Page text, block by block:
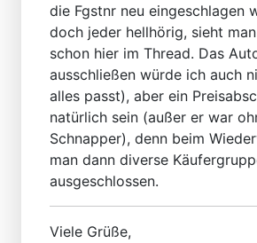
die Fgstnr neu eingeschlagen
doch jeder hellhörig, sieht
schon hier im Thread. Das
ausschließen würde ich auch
alles passt), aber ein
natürlich sein (außer er war
Schnapper), denn beim
man dann diverse
ausgeschlossen.
Viele Grüße,